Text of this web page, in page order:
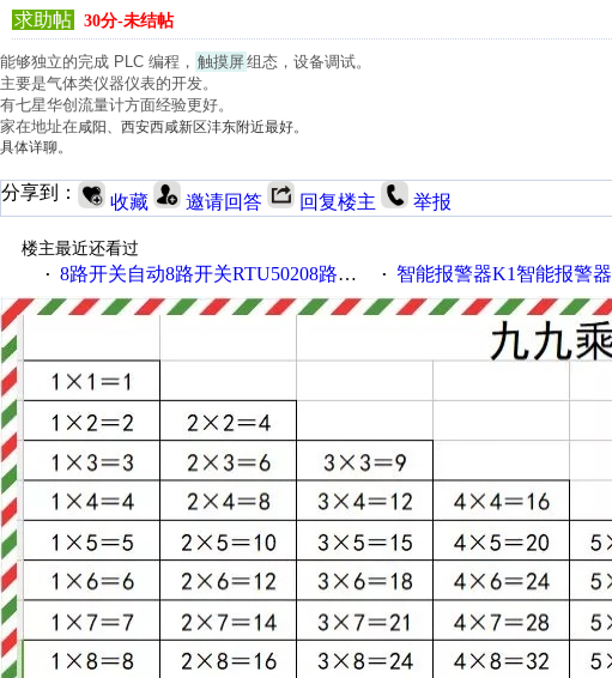
求助帖
30分-未结帖
能够独立的完成 PLC 编程， 触摸屏组态，设备调试。
主要是气体类仪器仪表的开发。
有七星华创流量计方面经验更好。
家在地址在咸阳、西安西咸新区沣东附近最好。
具体详聊。
分享到： 收藏 邀请回答 回复楼主 举报
楼主最近还看过
· 8路开关自动8路开关RTU50208路开关金鸽RTU5021 · 智能报警器K1智能报警器家用